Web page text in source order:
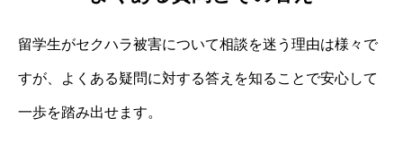
留学生がセクハラ被害について相談を迷う理由は様々で
すが、よくある疑問に対する答えを知ることで安心して
一歩を踏み出せます。